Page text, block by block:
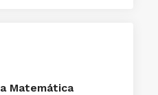
Matemática